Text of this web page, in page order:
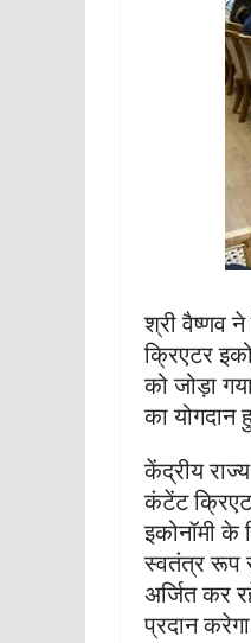
श्री वैष्णव
क्रिएटर
को जोड़ा
का
केंद्रीय
कंटेंट
इकोनॉमी
स्वतंत्र रूप
अर्जित कर
प्रदान